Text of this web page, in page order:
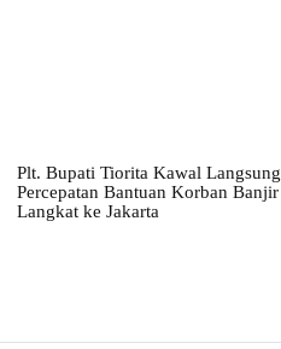
Plt. Bupati Tiorita Kawal Langsung
Percepatan Bantuan Korban Banjir
Langkat ke Jakarta